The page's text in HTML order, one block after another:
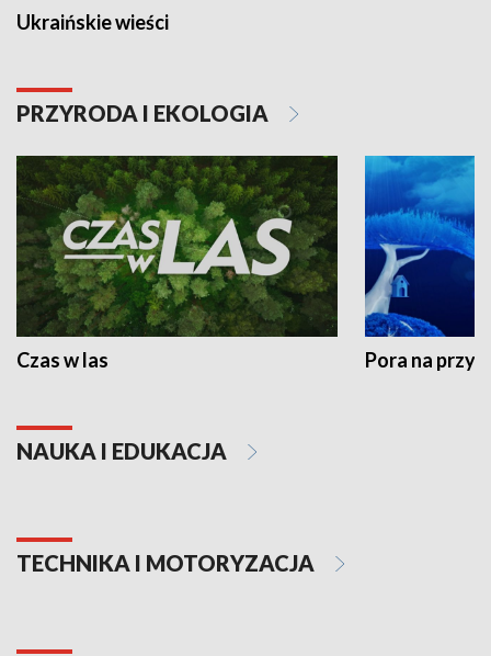
Ukraińskie wieści
PRZYRODA I EKOLOGIA
Czas w las Pora na
NAUKA I EDUKACJA
TECHNIKA I MOTORYZACJA